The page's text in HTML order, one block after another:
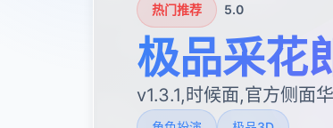
热门推荐 5.0
极品采花
v1.3.1,时候面,官方侧面